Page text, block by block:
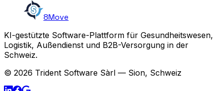
8Move
KI-gestützte Software-Plattform für Gesundheitswesen,
Logistik, Außendienst und B2B-Versorgung in der
Schweiz.
© 2026 Trident Software Sàrl — Sion, Schweiz